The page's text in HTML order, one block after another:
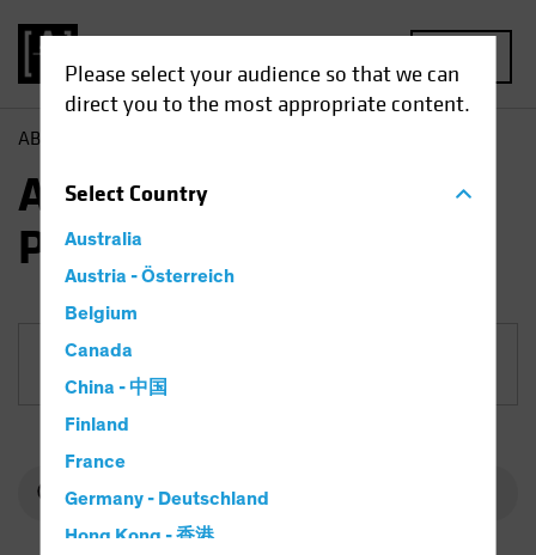
Please select your audience so that we can
direct you to the most appropriate content.
SelectCountry
Australia
Austria - Österreich
Belgium
Canada
China - 中国
Finland
France
Germany - Deutschland
Hong Kong - 香港
AB
AB Mortgage Income
Portfolio